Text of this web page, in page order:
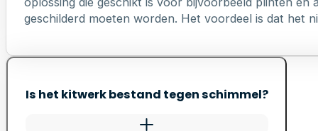
geschilderd moeten worden. Het voordeel is dat het
Is het kitwerk bestand tegen schimmel?